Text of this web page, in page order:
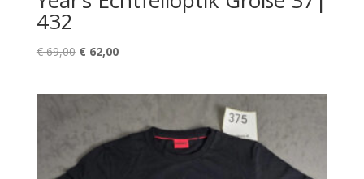
432
€69,00 Ursprünglicher
€62,00Aktueller